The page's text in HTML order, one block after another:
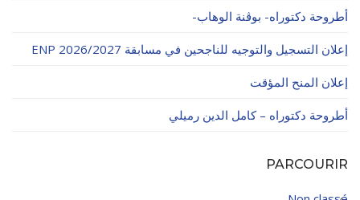
أطروحة دكتوراه- بوڨنة الوهاب-
إعلان التسجيل والتوجيه للناجحين في مسابقة ENP 2026/2027
إعلان المنح المؤقت
أطروحة دكتوراه – كامل الدين رميلي
PARCOURIR